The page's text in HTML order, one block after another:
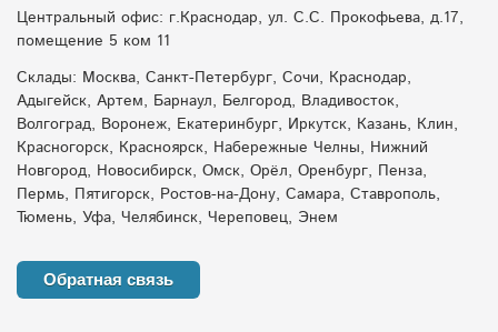
Центральный офис: г.Краснодар, ул. С.С. Прокофьева, д.17,
помещение 5 ком 11
Склады: Москва, Санкт-Петербург, Сочи, Краснодар,
Адыгейск, Артем, Барнаул, Белгород, Владивосток,
Волгоград, Воронеж, Екатеринбург, Иркутск, Казань, Клин,
Красногорск, Красноярск, Набережные Челны, Нижний
Новгород, Новосибирск, Омск, Орёл, Оренбург, Пенза,
Пермь, Пятигорск, Ростов-на-Дону, Самара, Ставрополь,
Тюмень, Уфа, Челябинск, Череповец, Энем
Обратная связь